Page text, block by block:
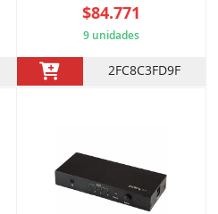
$84.771
9 unidades
2FC8C3FD9F